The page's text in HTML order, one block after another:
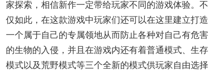
家探索，相信新作一定带给玩家不同的游戏体验。不
仅如此，在这款游戏中玩家们还可以在这里建立打造
一个属于自己的专属领地从而防止各种对自己有危害
的生物的入侵，并且在游戏内还有着普通模式、生存
模式以及荒野模式等三个全新的模式供玩家自由选择